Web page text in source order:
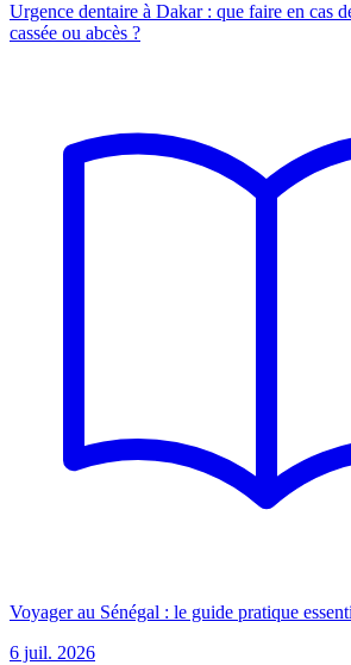
Urgence dentaire à Dakar : que faire en cas
cassée ou abcès ?
Voyager au Sénégal : le guide pratique
6 juil. 2026